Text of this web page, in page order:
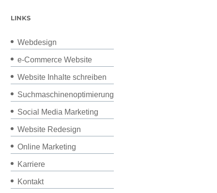
LINKS
Webdesign
e-Commerce Website
Website Inhalte schreiben
Suchmaschinenoptimierung
Social Media Marketing
Website Redesign
Online Marketing
Karriere
Kontakt